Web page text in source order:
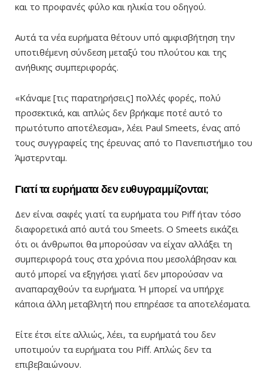
και το προφανές φύλο και ηλικία του οδηγού.
Αυτά τα νέα ευρήματα θέτουν υπό αμφισβήτηση την
υποτιθέμενη σύνδεση μεταξύ του πλούτου και της
ανήθικης συμπεριφοράς.
«Κάναμε [τις παρατηρήσεις] πολλές φορές, πολύ
προσεκτικά, και απλώς δεν βρήκαμε ποτέ αυτό το
πρωτότυπο αποτέλεσμα», λέει Paul Smeets, ένας από
τους συγγραφείς της έρευνας από το Πανεπιστήμιο του
Άμστερνταμ.
Γιατί τα ευρήματα δεν ευθυγραμμίζονται;
Δεν είναι σαφές γιατί τα ευρήματα του Piff ήταν τόσο
διαφορετικά από αυτά του Smeets. Ο Smeets εικάζει
ότι οι άνθρωποι θα μπορούσαν να είχαν αλλάξει τη
συμπεριφορά τους στα χρόνια που μεσολάβησαν και
αυτό μπορεί να εξηγήσει γιατί δεν μπορούσαν να
αναπαραχθούν τα ευρήματα. Ή μπορεί να υπήρχε
κάποια άλλη μεταβλητή που επηρέασε τα αποτελέσματα.
Είτε έτσι είτε αλλιώς, λέει, τα ευρήματά του δεν
υποτιμούν τα ευρήματα του Piff. Απλώς δεν τα
επιβεβαιώνουν.